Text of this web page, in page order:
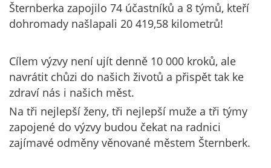
Šternberka zapojilo 74 účastníků a 8 týmů, kteří
dohromady našlapali 20 419,58 kilometrů!
Cílem výzvy není ujít denně 10 000 kroků, ale
navrátit chůzi do našich životů a přispět tak ke
zdraví nás i našich měst.
Na tři nejlepší ženy, tři nejlepší muže a tři týmy
zapojené do výzvy budou čekat na radnici
zajímavé odměny věnované městem Šternberk.